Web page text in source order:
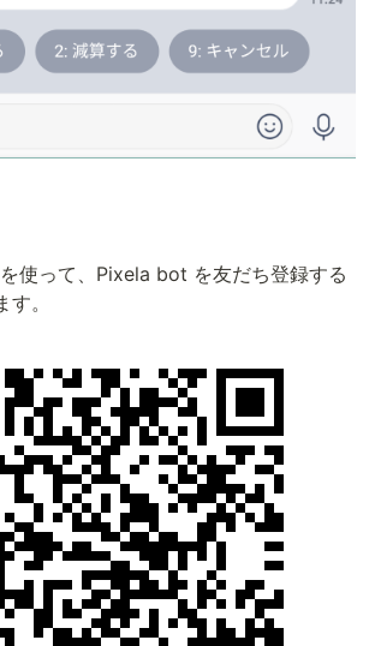
使って、Pixela bot を友だち登録する
。